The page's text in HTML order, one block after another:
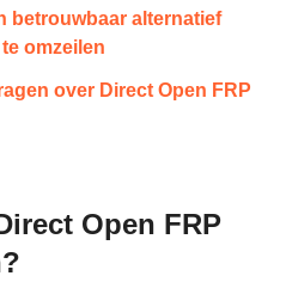
betrouwbaar alternatief
omzeilen
over Direct Open FRP
Open FRP